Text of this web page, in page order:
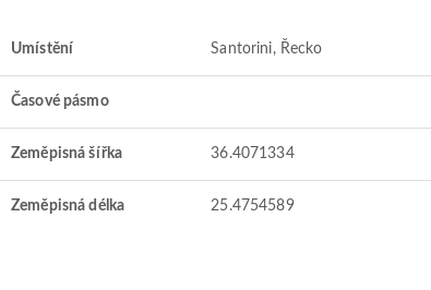
Umístění Santorini, Řecko
Časové pásmo
Zeměpisná šířka 36.4071334
Zeměpisná délka 25.4754589